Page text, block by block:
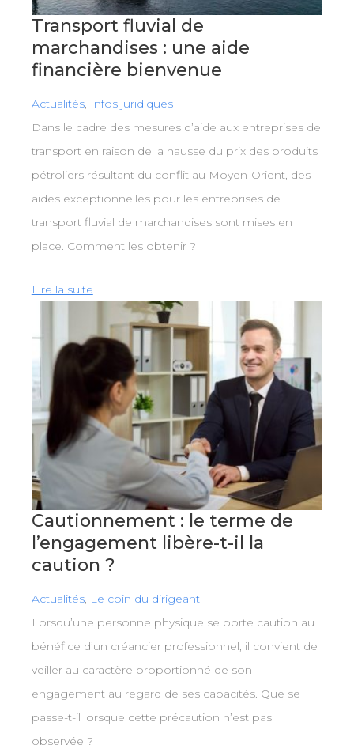
Transport fluvial de
marchandises : une aide
financière bienvenue
Actualités, Infos juridiques
Dans le cadre des mesures d’aide aux entreprises de
transport en raison de la hausse du prix des produits
pétroliers résultant du conflit au Moyen-Orient, des
aides exceptionnelles pour les entreprises de
transport fluvial de marchandises sont mises en
place. Comment les obtenir ?
Lire la suite
Cautionnement : le terme de
l’engagement libère-t-il la
caution ?
Actualités, Le coin du dirigeant
Lorsqu’une personne physique se porte caution au
bénéfice d’un créancier professionnel, il convient de
veiller au caractère proportionné de son
engagement au regard de ses capacités. Que se
passe-t-il lorsque cette précaution n’est pas
observée ?